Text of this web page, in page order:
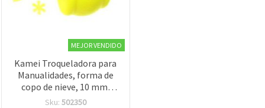
MEJOR VENDIDO
Kamei Troqueladora para
Manualidades, forma de
copo de nieve, 10 mm,
para cartulina hasta 160
Sku: 502350